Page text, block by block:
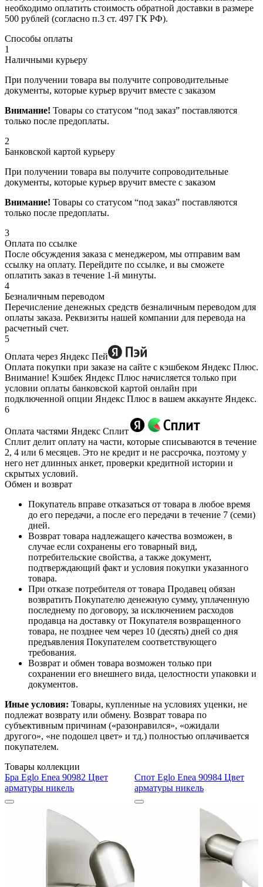
необходимо оплатить стоимость обратной доставки в размере
500 рублей (согласно п.3 ст. 497 ГК РФ).
Способы оплаты
1
Наличными курьеру
При получении товара вы получите сопроводительные
документы, которые курьер вручит вместе с заказом
Внимание! Товары со статусом “под заказ” поставляются
только после предоплаты.
2
Банковской картой курьеру
При получении товара вы получите сопроводительные
документы, которые курьер вручит вместе с заказом
Внимание! Товары со статусом “под заказ” поставляются
только после предоплаты.
3
Оплата по ссылке
После обсуждения заказа с менеджером, мы отправим вам
ссылку на оплату. Перейдите по ссылке, и вы сможете
оплатить заказ в течение 1-й минуты.
4
Безналичным переводом
Перечисление денежных средств безналичным переводом для
оплаты заказа. Реквизиты нашей компании для перевода на
расчетный счет.
5
Оплата через Яндекс Пей
Оплата покупки при заказе на сайте с кэшбеком Яндекс Плюс.
Внимание! Кэшбек Яндекс Плюс начисляется только при
условии оплаты банковской картой онлайн при
подключенной опции Яндекс Плюс в вашем аккаунте Яндекс.
6
Оплата частями Яндекс Сплит
Сплит делит оплату на части, которые списываются в течение
2, 4 или 6 месяцев. Это не кредит и не рассрочка, поэтому у
него нет длинных анкет, проверки кредитной истории и
скрытых условий.
Обмен и возврат
Покупатель вправе отказаться от товара в любое время
до его передачи, а после его передачи в течение 7 (семи)
дней.
Возврат товара надлежащего качества возможен, в
случае если сохранены его товарный вид,
потребительские свойства, а также документ,
подтверждающий факт и условия покупки указанного
товара.
При отказе потребителя от товара Продавец обязан
возвратить Покупателю денежную сумму, уплаченную
последнему по договору, за исключением расходов
продавца на доставку от Покупателя возвращенного
товара, не позднее чем через 10 (десять) дней со дня
предъявления Покупателем соответствующего
требования.
Возврат и обмен товара возможен только при
сохранении его внешнего вида, целостности упаковки и
документов.
Иные условия: Товары, купленные на условиях уценки, не
подлежат возврату или обмену. Возврат товара по
субъективным причинам («разонравился», «ожидали
другого», «не подошел цвет» и тд.) полностью оплачивается
покупателем.
Товары коллекции
Бра Eglo Enea 90982 Цвет
арматуры никель
Спот Eglo Enea 90984 Цвет
арматуры никель